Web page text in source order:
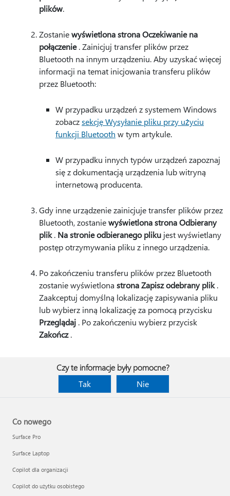
plików.
Zostaniewyświetlona strona Oczekiwanie na
połączenie. Zainicjuj transfer plików przez
Bluetooth na innym urządzeniu. Aby uzyskać więcej
informacji na temat inicjowania transferu plików
przez Bluetooth:
W przypadku urządzeń z systemem Windows
zobaczsekcję Wysyłanie pliku przy użyciu
funkcji Bluetooth w tym artykule.
W przypadku innych typów urządzeń zapoznaj
się z dokumentacją urządzenia lub witryną
internetową producenta.
Gdy inne urządzenie zainicjuje transfer plików przez
Bluetooth, zostaniewyświetlona strona Odbierany
plik. Na stronie odbieranego pliku jest wyświetlany
postęp otrzymywania pliku z innego urządzenia.
Po zakończeniu transferu plików przez Bluetooth
zostanie wyświetlona strona Zapisz odebrany plik.
Zaakceptuj domyślną lokalizację zapisywania pliku
lub wybierz inną lokalizację za pomocą przycisku
Przeglądaj . Po zakończeniu wybierz przycisk
Zakończ.
Czy te informacje były pomocne?
Tak
Nie
Co nowego
Surface Pro
Surface Laptop
Copilot dla organizacji
Copilot do użytku osobistego